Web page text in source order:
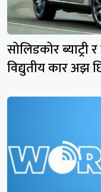
सोलिडकोर ब्याट्री
विद्युतीय कार अझ